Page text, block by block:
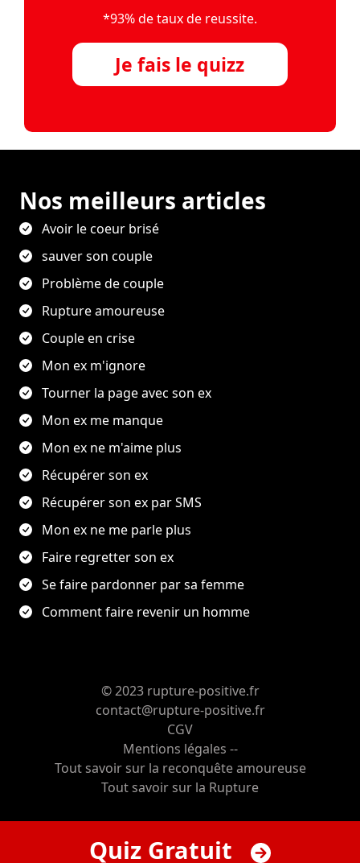
*93% de taux de reussite.
Je fais le quizz
Nos meilleurs articles
Avoir le coeur brisé
sauver son couple
Problème de couple
Rupture amoureuse
Couple en crise
Mon ex m'ignore
Tourner la page avec son ex
Mon ex me manque
Mon ex ne m'aime plus
Récupérer son ex
Récupérer son ex par SMS
Mon ex ne me parle plus
Faire regretter son ex
Se faire pardonner par sa femme
Comment faire revenir un homme
© 2023 rupture-positive.fr
contact@rupture-positive.fr
CGV
Mentions légales --
Tout savoir sur la reconquête amoureuse
Tout savoir sur la Rupture
Quiz Gratuit